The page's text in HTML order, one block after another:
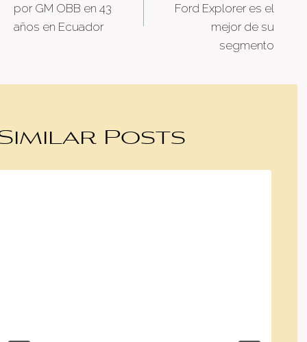
por GM OBB en 43
años en Ecuador
Ford Explorer es el
mejor de su
segmento
Posts